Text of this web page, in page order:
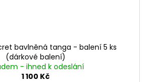
bavlněná tanga - balení 5 ks
(dárkové balení)
- ihned k odeslání
1 100 Kč